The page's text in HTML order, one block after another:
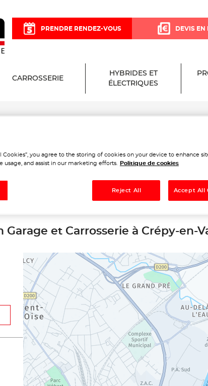
PRENDRE RENDEZ-VOUS DEVIS EN
CARROSSERIE
HYBRIDES ET
ÉLECTRIQUES
et Carrosserie à
Garage et Carrosserie à Crépy-en-
Cookies”, you agree to the storing of cookies on your device to enhance
usage, and assist in our marketing efforts.
Politique de cookies
Reject All Accept All